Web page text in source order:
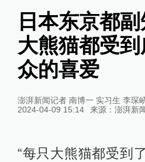
日本东京都
大熊猫都受
众的喜爱
澎湃新闻记者 南博一 实习生 李琛
2024-04-09 15:14
来源： 澎湃新
“每只大熊猫都受到